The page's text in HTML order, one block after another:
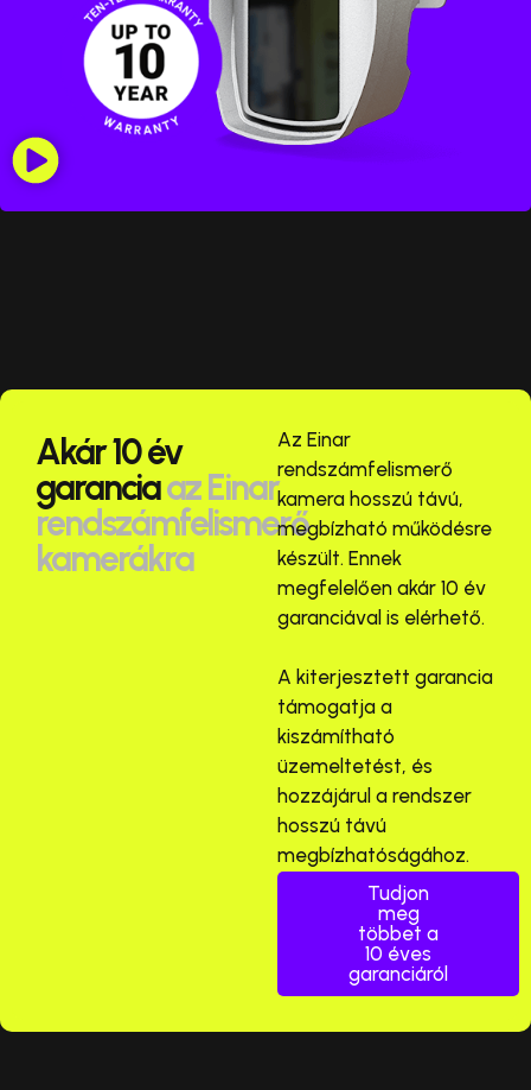
Akár 10 év
garanciaaz Einar
rendszámfelismerő
kamerákra
Az Einar
rendszámfelismerő
kamera hosszú távú,
megbízható működésre
készült. Ennek
megfelelően akár 10 év
garanciával is elérhető.
A kiterjesztett garancia
támogatja a
kiszámítható
üzemeltetést, és
hozzájárul a rendszer
hosszú távú
megbízhatóságához.
Tudjon
meg
többet a
10 éves
garanciáról